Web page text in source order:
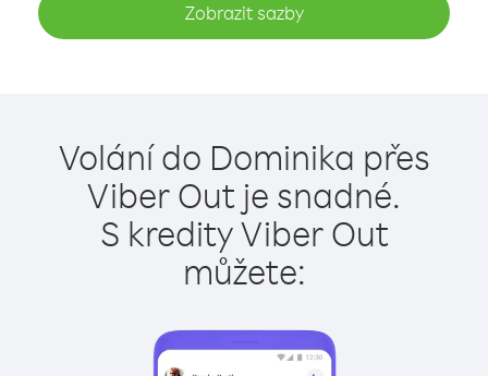
Zobrazit sazby
Volání do Dominika přes
Viber Out je snadné.
S kredity Viber Out
můžete: